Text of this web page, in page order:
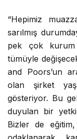
“Hepimiz
sarılmış
pek çok
tümüyle
and Poors’un
olan şirket
gösteriyor. Bu
duyulan bir
Bizler de